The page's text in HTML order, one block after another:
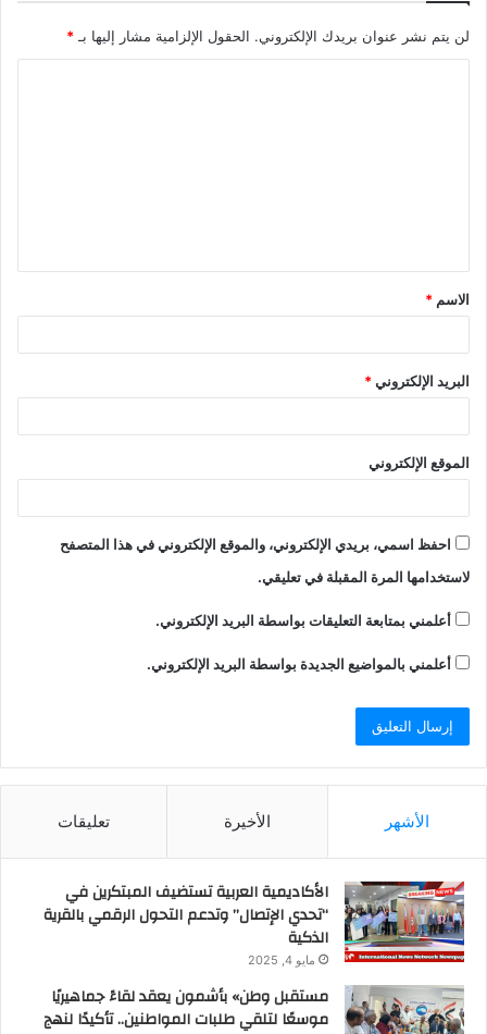
لن يتم نشر عنوان بريدك الإلكتروني. الحقول الإلزامية مشار إليها بـ*
الاسم *
البريد الإلكتروني*
الموقع الإلكتروني
احفظ اسمي، بريدي الإلكتروني، والموقع الإلكتروني في هذا المتصفح
لاستخدامها المرة المقبلة في تعليقي.
أعلمني بمتابعة التعليقات بواسطة البريد الإلكتروني.
أعلمني بالمواضيع الجديدة بواسطة البريد الإلكتروني.
الأشهر الأخيرة تعليقات
الأكاديمية العربية تستضيف المبتكرين في
“تحدي الإتصال” وتدعم التحول الرقمي بالقرية
الذكية
مايو 4, 2025
مستقبل وطن» بأشمون يعقد لقاءً جماهيريًا
موسعًا لتلقي طلبات المواطنين.. تأكيدًا لنهج